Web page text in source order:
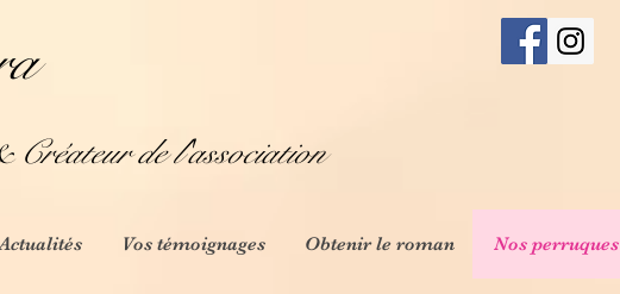
Créateur de l'association
Actualités Vos témoignages Obtenir le roman Nos perruques